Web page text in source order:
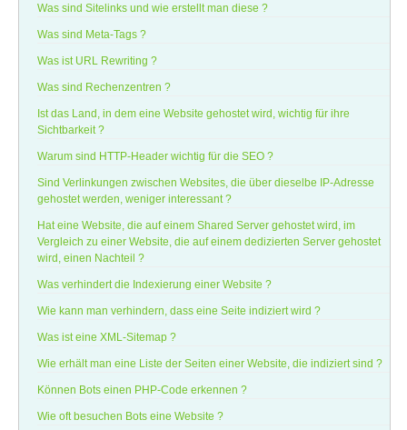
Was sind Sitelinks und wie erstellt man diese ?
Was sind Meta-Tags ?
Was ist URL Rewriting ?
Was sind Rechenzentren ?
Ist das Land, in dem eine Website gehostet wird, wichtig für ihre
Sichtbarkeit ?
Warum sind HTTP-Header wichtig für die SEO ?
Sind Verlinkungen zwischen Websites, die über dieselbe IP-Adresse
gehostet werden, weniger interessant ?
Hat eine Website, die auf einem Shared Server gehostet wird, im
Vergleich zu einer Website, die auf einem dedizierten Server gehostet
wird, einen Nachteil ?
Was verhindert die Indexierung einer Website ?
Wie kann man verhindern, dass eine Seite indiziert wird ?
Was ist eine XML-Sitemap ?
Wie erhält man eine Liste der Seiten einer Website, die indiziert sind ?
Können Bots einen PHP-Code erkennen ?
Wie oft besuchen Bots eine Website ?